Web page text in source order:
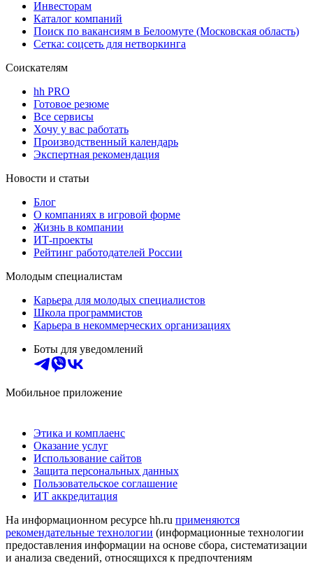
Инвесторам
Каталог компаний
Поиск по вакансиям в Белоомуте (Московская область)
Сетка: соцсеть для нетворкинга
Соискателям
hh PRO
Готовое резюме
Все сервисы
Хочу у вас работать
Производственный календарь
Экспертная рекомендация
Новости и статьи
Блог
О компаниях в игровой форме
Жизнь в компании
ИТ-проекты
Рейтинг работодателей России
Молодым специалистам
Карьера для молодых специалистов
Школа программистов
Карьера в некоммерческих организациях
Боты для уведомлений
Мобильное приложение
Этика и комплаенс
Оказание услуг
Использование сайтов
Защита персональных данных
Пользовательское соглашение
ИТ аккредитация
На информационном ресурсе hh.ru применяются
рекомендательные технологии (информационные технологии
предоставления информации на основе сбора, систематизации
и анализа сведений, относящихся к предпочтениям